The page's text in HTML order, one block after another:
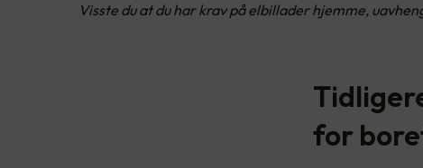
Visste du at du har krav på elbillader hjemme,
for